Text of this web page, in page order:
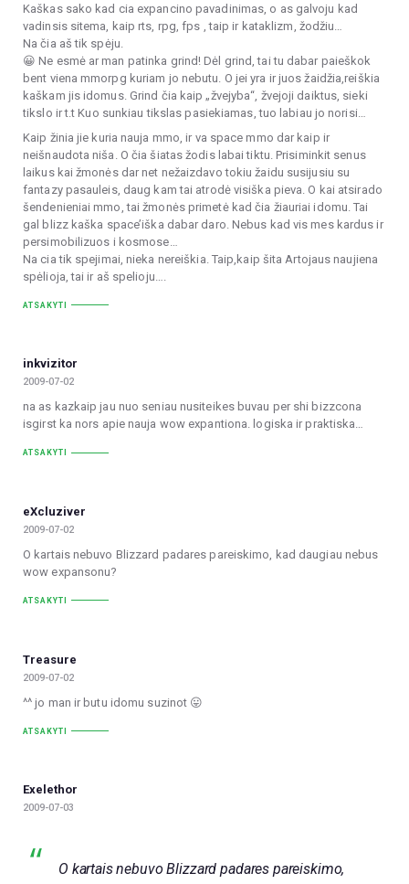
Kaškas sako kad cia expancino pavadinimas, o as galvoju kad
vadinsis sitema, kaip rts, rpg, fps , taip ir kataklizm, žodžiu…
Na čia aš tik spėju.
😀 Ne esmė ar man patinka grind! Dėl grind, tai tu dabar paieškok
bent viena mmorpg kuriam jo nebutu. O jei yra ir juos žaidžia,reiškia
kaškam jis idomus. Grind čia kaip „žvejyba“, žvejoji daiktus, sieki
tikslo ir t.t Kuo sunkiau tikslas pasiekiamas, tuo labiau jo norisi…
Kaip žinia jie kuria nauja mmo, ir va space mmo dar kaip ir
neišnaudota niša. O čia šiatas žodis labai tiktu. Prisiminkit senus
laikus kai žmonės dar net nežaizdavo tokiu žaidu susijusiu su
fantazy pasauleis, daug kam tai atrodė visiška pieva. O kai atsirado
šendenieniai mmo, tai žmonės primetė kad čia žiauriai idomu. Tai
gal blizz kaška space’iška dabar daro. Nebus kad vis mes kardus ir
persimobilizuos i kosmose…
Na cia tik spejimai, nieka nereiškia. Taip,kaip šita Artojaus naujiena
spėlioja, tai ir aš spelioju….
ATSAKYTI
inkvizitor
2009-07-02
na as kazkaip jau nuo seniau nusiteikes buvau per shi bizzcona
isgirst ka nors apie nauja wow expantiona. logiska ir praktiska…
ATSAKYTI
eXcluziver
2009-07-02
O kartais nebuvo Blizzard padares pareiskimo, kad daugiau nebus
wow expansonu?
ATSAKYTI
Treasure
2009-07-02
^^ jo man ir butu idomu suzinot 😛
ATSAKYTI
Exelethor
2009-07-03
O kartais nebuvo Blizzard padares pareiskimo,